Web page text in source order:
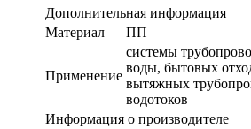
Дополнительная информация
Материал
ПП
Применение
системы
воды, бытовых
вытяжных
водотоков
Информация о производителе